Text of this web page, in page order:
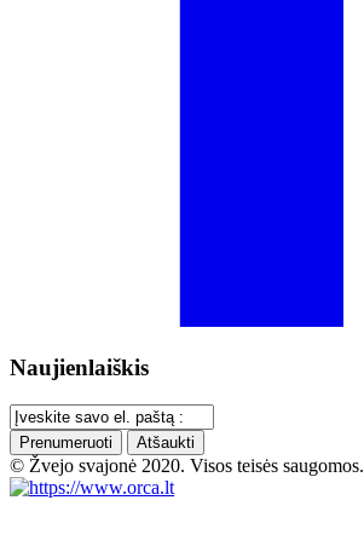
Naujienlaiškis
Prenumeruoti Atšaukti
© Žvejo svajonė 2020. Visos teisės saugomos.